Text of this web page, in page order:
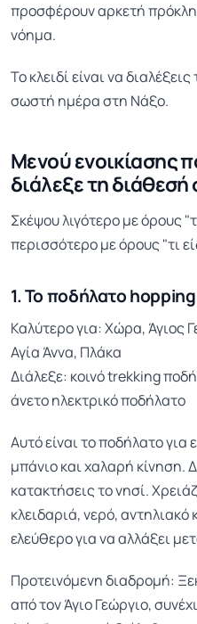
προσφέρουν αρκετή
νόημα.
Το κλειδί είναι να
σωστή ημέρα στη Νάξο.
Μενού ενοικίασης
διάλεξε τη διάθεσή
Σκέψου λιγότερο με όρους
περισσότερο με όρους "τι
1. Το ποδήλατο
Καλύτερο για: Χώρα, Άγιος
Αγία Άννα, Πλάκα
Διάλεξε: κοινό trekking
άνετο ηλεκτρικό ποδήλατο
Αυτό είναι το ποδήλατο για
μπάνιο και χαλαρή κίνηση.
κατακτήσεις το νησί.
κλειδαριά, νερό, αντηλιακό
ελεύθερο για να αλλάξει
Προτεινόμενη διαδρομή:
από τον Άγιο Γεώργιο,